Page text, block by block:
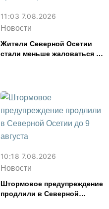
11:03 7.08.2026
Новости
Жители Северной Осетии
стали меньше жаловаться на
10:18 7.08.2026
Новости
Штормовое предупреждение
продлили в Северной